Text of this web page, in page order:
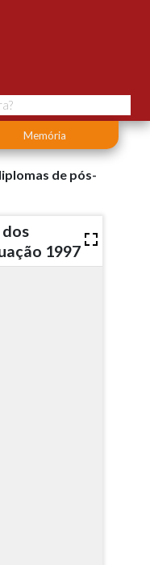
Memória
de pós-
1997